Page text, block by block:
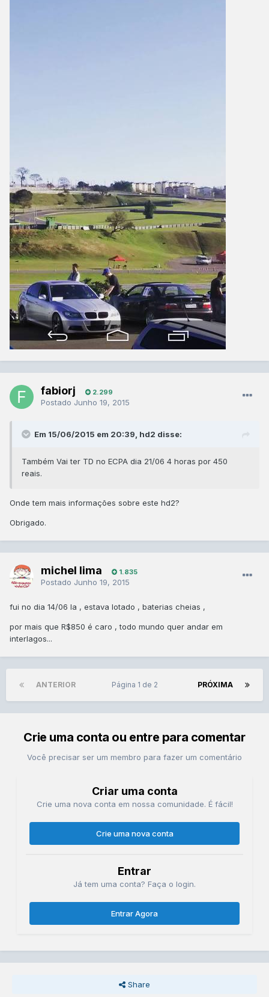
fabiorj 2.299
Postado Junho 19, 2015
Em 15/06/2015 em 20:39, hd2 disse:
Também Vai ter TD no ECPA dia 21/06 4 horas por 450
reais.
Onde tem mais informações sobre este hd2?
Obrigado.
michel lima 1.835
Postado Junho 19, 2015
fui no dia 14/06 la , estava lotado , baterias cheias ,
por mais que R$850 é caro , todo mundo quer andar em
interlagos...
ANTERIOR PRÓXIMA
Página 1 de 2
Crie uma conta ou entre para comentar
Você precisar ser um membro para fazer um comentário
Criar uma conta
Crie uma nova conta em nossa comunidade. É fácil!
Crie uma nova conta
Entrar
Já tem uma conta? Faça o login.
Entrar Agora
Share